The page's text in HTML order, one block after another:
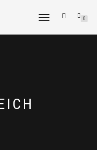
NAVIGATION
0